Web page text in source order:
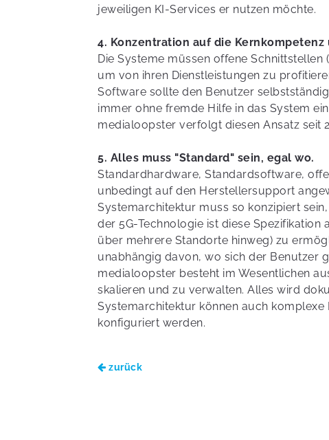
jeweiligen KI-Services er nutzen möchte.
4. Konzentration auf die
Die Systeme müssen offene Schnittstellen
um von ihren Dienstleistungen zu
Software sollte den Benutzer
immer ohne fremde Hilfe in das System
medialoopster verfolgt diesen Ansatz seit
5. Alles muss "Standard" sein, egal wo.
Standardhardware, Standardsoftware,
unbedingt auf den Herstellersupport
Systemarchitektur muss so konzipiert
der 5G-Technologie ist diese
über mehrere Standorte hinweg) zu
unabhängig davon, wo sich der Benutzer
medialoopster besteht im Wesentlichen
skalieren und zu verwalten. Alles wird
Systemarchitektur können auch
konfiguriert werden.
zurück